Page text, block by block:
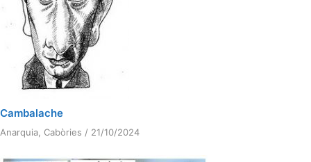
Cambalache
Anarquia Cabòries / 21/10/2024